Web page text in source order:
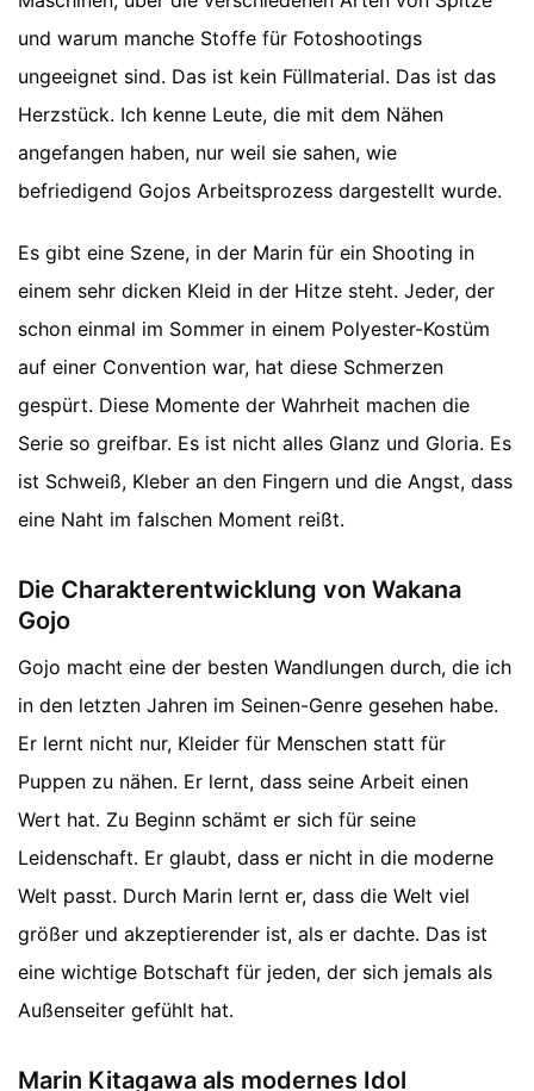
und warum manche Stoffe für Fotoshootings
ungeeignet sind. Das ist kein Füllmaterial. Das ist das
Herzstück. Ich kenne Leute, die mit dem Nähen
angefangen haben, nur weil sie sahen, wie
befriedigend Gojos Arbeitsprozess dargestellt wurde.
Es gibt eine Szene, in der Marin für ein Shooting in
einem sehr dicken Kleid in der Hitze steht. Jeder, der
schon einmal im Sommer in einem Polyester-Kostüm
auf einer Convention war, hat diese Schmerzen
gespürt. Diese Momente der Wahrheit machen die
Serie so greifbar. Es ist nicht alles Glanz und Gloria. Es
ist Schweiß, Kleber an den Fingern und die Angst, dass
eine Naht im falschen Moment reißt.
Die Charakterentwicklung von Wakana
Gojo
Gojo macht eine der besten Wandlungen durch, die ich
in den letzten Jahren im Seinen-Genre gesehen habe.
Er lernt nicht nur, Kleider für Menschen statt für
Puppen zu nähen. Er lernt, dass seine Arbeit einen
Wert hat. Zu Beginn schämt er sich für seine
Leidenschaft. Er glaubt, dass er nicht in die moderne
Welt passt. Durch Marin lernt er, dass die Welt viel
größer und akzeptierender ist, als er dachte. Das ist
eine wichtige Botschaft für jeden, der sich jemals als
Außenseiter gefühlt hat.
Marin Kitagawa als modernes Idol